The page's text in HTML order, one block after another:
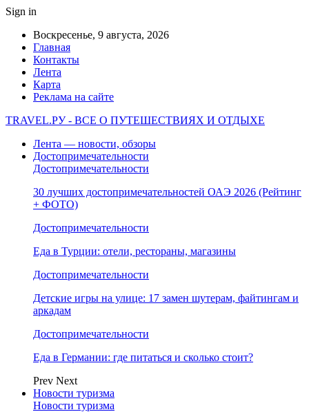
Sign in
Воскресенье, 9 августа, 2026
Главная
Контакты
Лента
Карта
Реклама на сайте
TRAVEL.РУ - ВСЕ О ПУТЕШЕСТВИЯХ И ОТДЫХЕ
Лента — новости, обзоры
Достопримечательности
Достопримечательности
30 лучших достопримечательностей ОАЭ 2026 (Рейтинг
+ ФОТО)
Достопримечательности
Еда в Турции: отели, рестораны, магазины
Достопримечательности
Детские игры на улице: 17 замен шутерам, файтингам и
аркадам
Достопримечательности
Еда в Германии: где питаться и сколько стоит?
Prev Next
Новости туризма
Новости туризма